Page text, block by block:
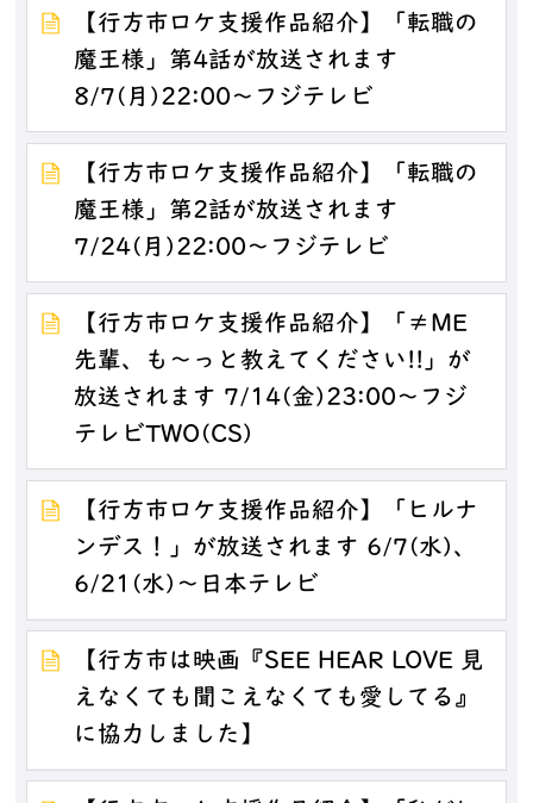
【行方市ロケ支援作品紹介】「転職の
魔王様」第4話が放送されます
8/7(月)22:00～フジテレビ
【行方市ロケ支援作品紹介】「転職の
魔王様」第2話が放送されます
7/24(月)22:00～フジテレビ
【行方市ロケ支援作品紹介】「≠ME
先輩、も～っと教えてください!!」が
放送されます 7/14(金)23:00～フジ
テレビTWO(CS)
【行方市ロケ支援作品紹介】「ヒルナ
ンデス！」が放送されます 6/7(水)、
6/21(水)～日本テレビ
【行方市は映画『SEE HEAR LOVE 見
えなくても聞こえなくても愛してる』
に協力しました】